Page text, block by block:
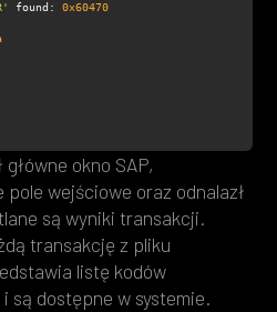
found: 0x60470
okno SAP,
wejściowe oraz odnalazł
są wyniki transakcji.
transakcję z pliku
listę kodów
są dostępne w systemie.